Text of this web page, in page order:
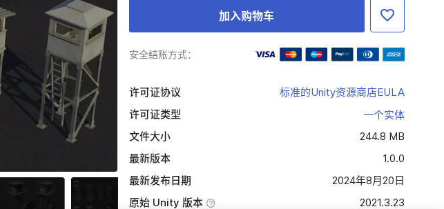
加入购物车
安全结账方式：
许可证协议
标准的Unity资源商店EULA
许可证类型
一个实体
文件大小
244.8 MB
最新版本
1.0.0
最新发布日期
2024年8月20日
原始 Unity 版本
2021.3.23